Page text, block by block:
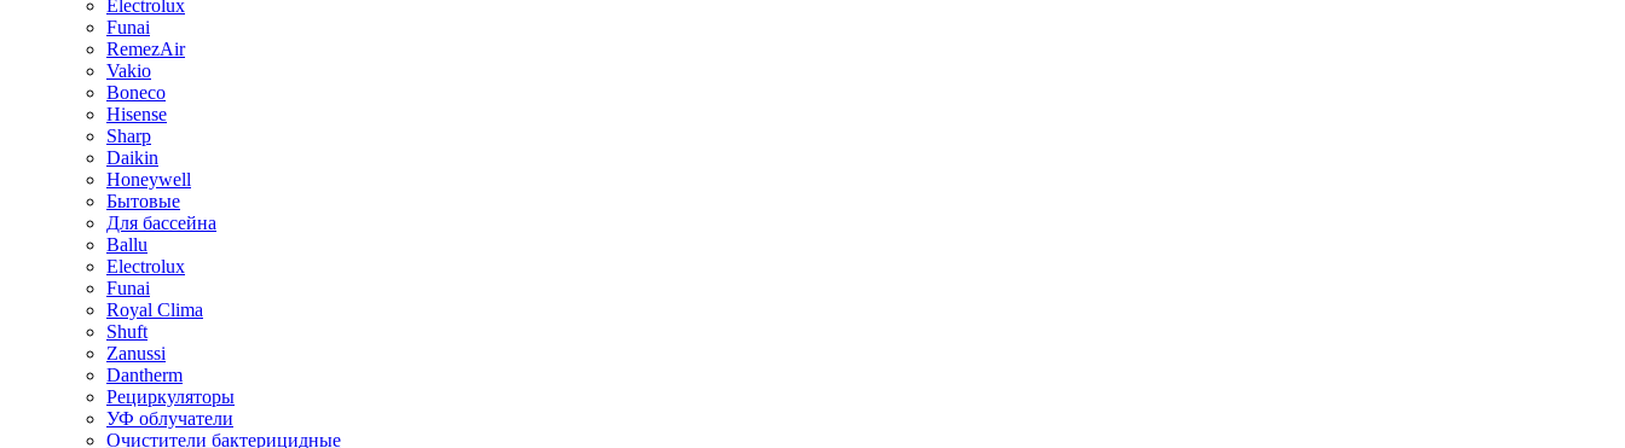
Electrolux
Funai
RemezAir
Vakio
Boneco
Hisense
Sharp
Daikin
Honeywell
Бытовые
Для бассейна
Ballu
Electrolux
Funai
Royal Clima
Shuft
Zanussi
Dantherm
Рециркуляторы
УФ облучатели
Очистители бактерицидные